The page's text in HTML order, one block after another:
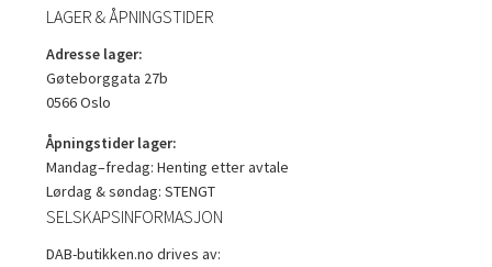
LAGER & ÅPNINGSTIDER
Adresse lager:
Gøteborggata 27b
0566 Oslo
Åpningstider lager:
Mandag–fredag: Henting etter avtale
Lørdag & søndag: STENGT
SELSKAPSINFORMASJON
DAB-butikken.no drives av: